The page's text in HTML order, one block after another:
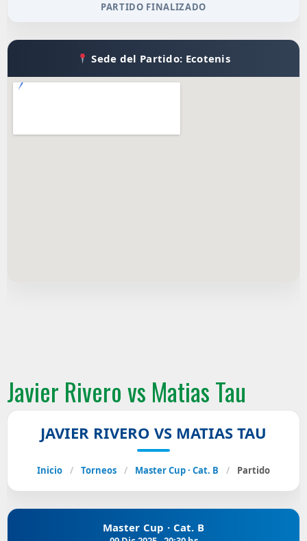
PARTIDO FINALIZADO
Sede del Partido: Ecotenis
Javier Rivero vs Matias Tau
JAVIER RIVERO VS MATIAS TAU
Inicio / Torneos / Master Cup · Cat. B / Partido
Master Cup · Cat. B